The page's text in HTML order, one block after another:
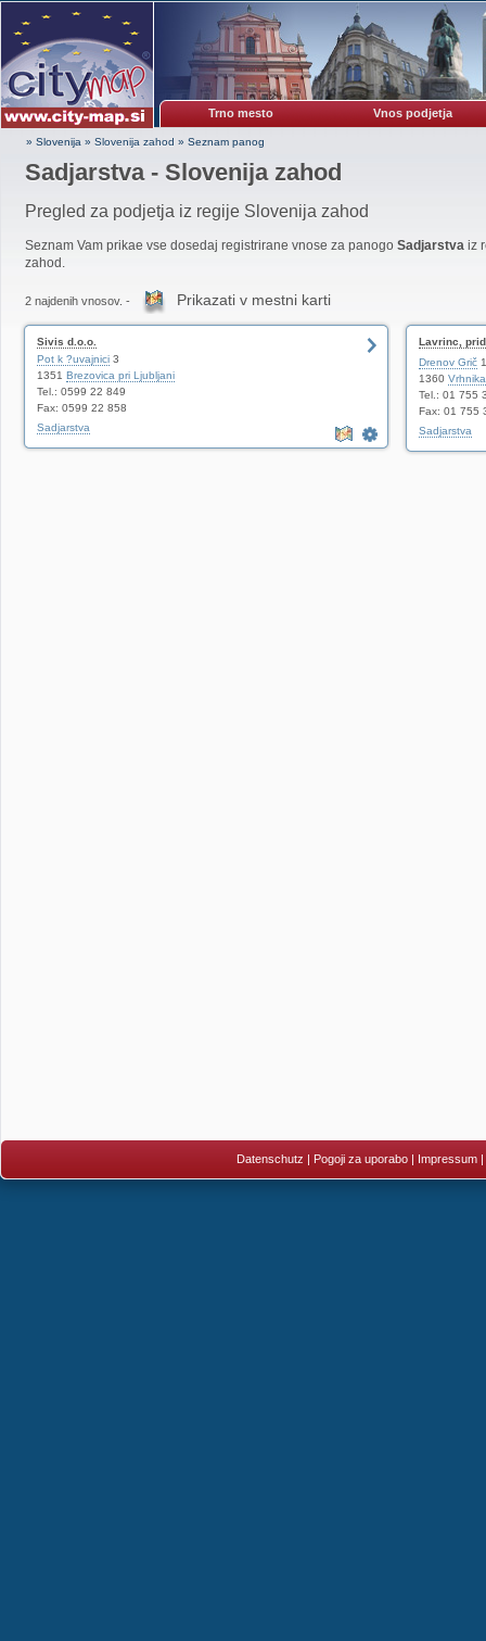
Trno mesto Vnos podjetja
» Slovenija » Slovenija zahod » Seznam panog
Sadjarstva - Slovenija zahod
Pregled za podjetja iz regije Slovenija zahod
Seznam Vam prikae vse dosedaj registrirane vnose za panogo Sadjarstva iz
zahod.
2 najdenih vnosov. - Prikazati v mestni karti
Sivis d.o.o.
Pot k ?uvajnici 3
1351 Brezovica pri Ljubljani
Tel.: 0599 22 849
Fax: 0599 22 858
Sadjarstva
Lavrinc,
Miran
Drenov Grič
1360 Vrhnika
Tel.: 01 755
Fax: 01 755
Sadjarstva
Datenschutz | Pogoji za uporabo| Impressum|